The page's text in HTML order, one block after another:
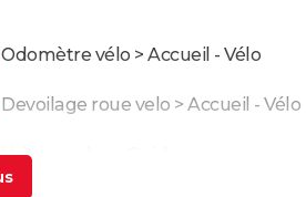
Odomètre vélo > Accueil - Vélo
Devoilage roue velo > Accueil - Vélo
Voiture voler